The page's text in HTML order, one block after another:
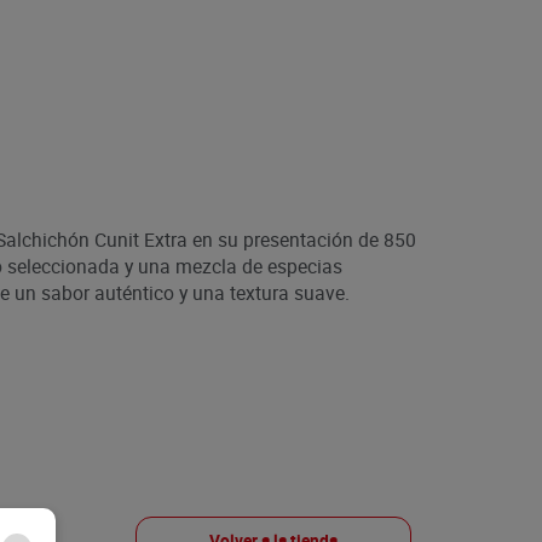
Cunit Extra en su presentación de 850
y una mezcla de especias
un sabor auténtico y una textura suave.